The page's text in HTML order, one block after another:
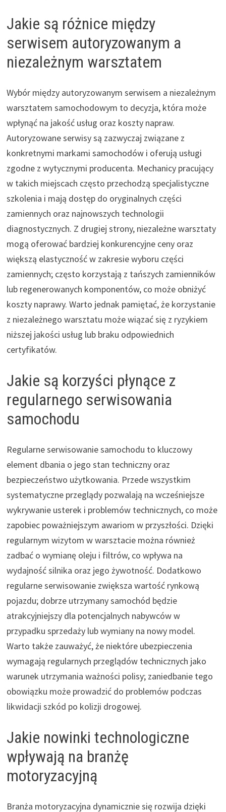
Jakie są różnice między
serwisem autoryzowanym a
niezależnym warsztatem
Wybór między autoryzowanym serwisem a niezależnym
warsztatem samochodowym to decyzja, która może
wpłynąć na jakość usług oraz koszty napraw.
Autoryzowane serwisy są zazwyczaj związane z
konkretnymi markami samochodów i oferują usługi
zgodne z wytycznymi producenta. Mechanicy pracujący
w takich miejscach często przechodzą specjalistyczne
szkolenia i mają dostęp do oryginalnych części
zamiennych oraz najnowszych technologii
diagnostycznych. Z drugiej strony, niezależne warsztaty
mogą oferować bardziej konkurencyjne ceny oraz
większą elastyczność w zakresie wyboru części
zamiennych; często korzystają z tańszych zamienników
lub regenerowanych komponentów, co może obniżyć
koszty naprawy. Warto jednak pamiętać, że korzystanie
z niezależnego warsztatu może wiązać się z ryzykiem
niższej jakości usług lub braku odpowiednich
certyfikatów.
Jakie są korzyści płynące z
regularnego serwisowania
samochodu
Regularne serwisowanie samochodu to kluczowy
element dbania o jego stan techniczny oraz
bezpieczeństwo użytkowania. Przede wszystkim
systematyczne przeglądy pozwalają na wcześniejsze
wykrywanie usterek i problemów technicznych, co może
zapobiec poważniejszym awariom w przyszłości. Dzięki
regularnym wizytom w warsztacie można również
zadbać o wymianę oleju i filtrów, co wpływa na
wydajność silnika oraz jego żywotność. Dodatkowo
regularne serwisowanie zwiększa wartość rynkową
pojazdu; dobrze utrzymany samochód będzie
atrakcyjniejszy dla potencjalnych nabywców w
przypadku sprzedaży lub wymiany na nowy model.
Warto także zauważyć, że niektóre ubezpieczenia
wymagają regularnych przeglądów technicznych jako
warunek utrzymania ważności polisy; zaniedbanie tego
obowiązku może prowadzić do problemów podczas
likwidacji szkód po kolizji drogowej.
Jakie nowinki technologiczne
wpływają na branżę
motoryzacyjną
Branża motoryzacyjna dynamicznie się rozwija dzięki